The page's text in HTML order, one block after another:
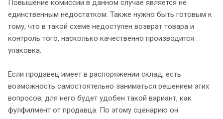
Повышение комиссии в данном случае является не
единственным недостатком. Также нужно быть готовым к
тому, что в такой схеме недоступен возврат товара и
контроль того, насколько качественно производится
упаковка.
Если продавец имеет в распоряжении склад, есть
возможность самостоятельно заниматься решением этих
вопросов, для него будет удобен такой вариант, как
фулфилмент от продавца. По этому сценарию он